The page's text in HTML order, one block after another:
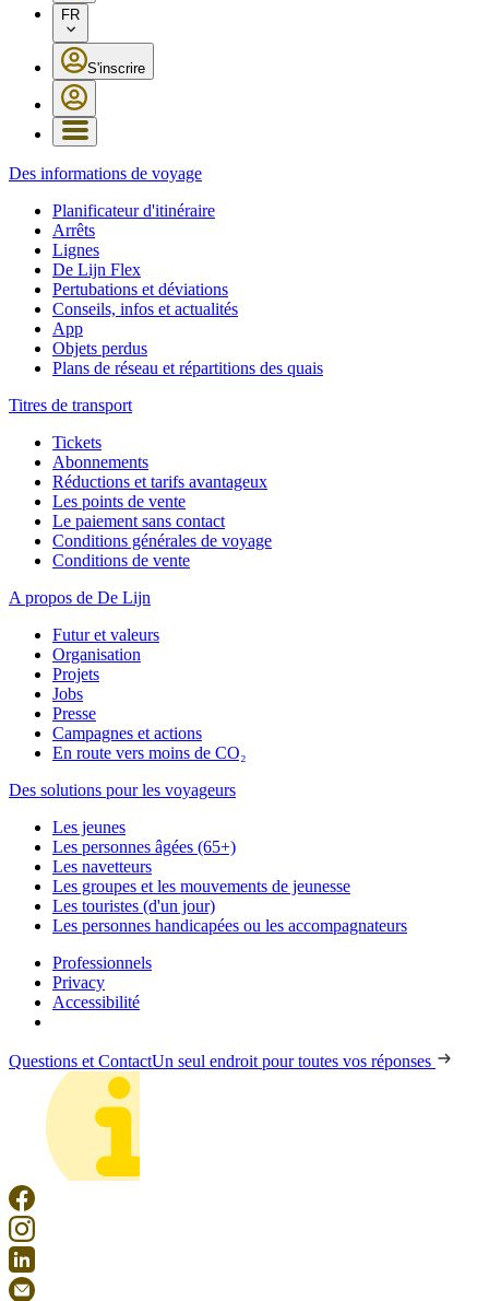
FR
S'inscrire
Des informations de voyage
Planificateur d'itinéraire
Arrêts
Lignes
De Lijn Flex
Pertubations et déviations
Conseils, infos et actualités
App
Objets perdus
Plans de réseau et répartitions des quais
Titres de transport
Tickets
Abonnements
Réductions et tarifs avantageux
Les points de vente
Le paiement sans contact
Conditions générales de voyage
Conditions de vente
A propos de De Lijn
Futur et valeurs
Organisation
Projets
Jobs
Presse
Campagnes et actions
En route vers moins de CO₂
Des solutions pour les voyageurs
Les jeunes
Les personnes âgées (65+)
Les navetteurs
Les groupes et les mouvements de jeunesse
Les touristes (d'un jour)
Les personnes handicapées ou les accompagnateurs
Professionnels
Privacy
Accessibilité
Questions et ContactUn seul endroit pour toutes vos réponses